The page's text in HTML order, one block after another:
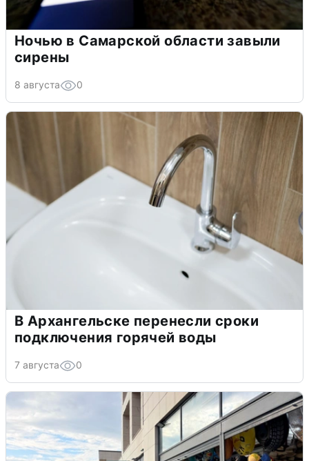
Ночью в Самарской области завыли
сирены
8 августа 0
В Архангельске перенесли сроки
подключения горячей воды
7 августа 0